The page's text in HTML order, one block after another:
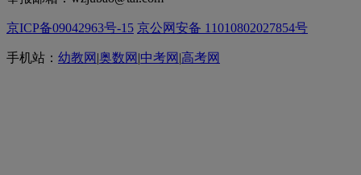
京ICP备09042963号-15 京公网安备 11010802027854号
手机站： 幼教网 |奥数网 |中考网 |高考网